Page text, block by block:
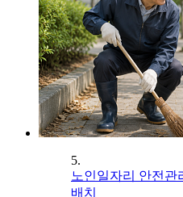
5.
노인일자리 안전관
배치